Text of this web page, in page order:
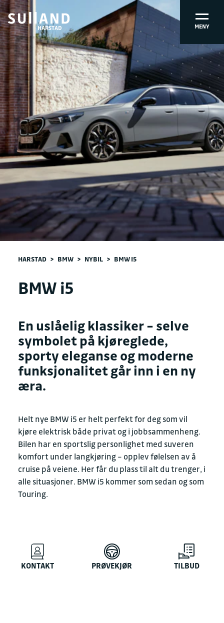
HARSTAD MENY
HARSTAD > BMW > NYBIL > BMW I5
BMW i5
En uslåelig klassiker – selve
symbolet på kjøreglede,
sporty eleganse og moderne
funksjonalitet går inn i en ny
æra.
Helt nye BMW i5 er helt perfekt for deg som vil
kjøre elektrisk både privat og i jobbsammenheng.
Bilen har en sportslig personlighet med suveren
komfort under langkjøring – opplev følelsen av å
cruise på veiene. Her får du plass til alt du trenger, i
alle situasjoner. BMW i5 kommer som sedan og som
Touring.
KONTAKT PRØVEKJØR TILBUD